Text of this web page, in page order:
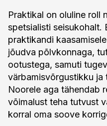
Praktikal on oluline roll
spetsialisti seisukohalt.
praktikandi
jõudva põlvkonnaga,
ootustega, samuti
värbamisvõrgustikku ja
Noorele aga tähendab
võimalust teha tutvust
korral oma soove